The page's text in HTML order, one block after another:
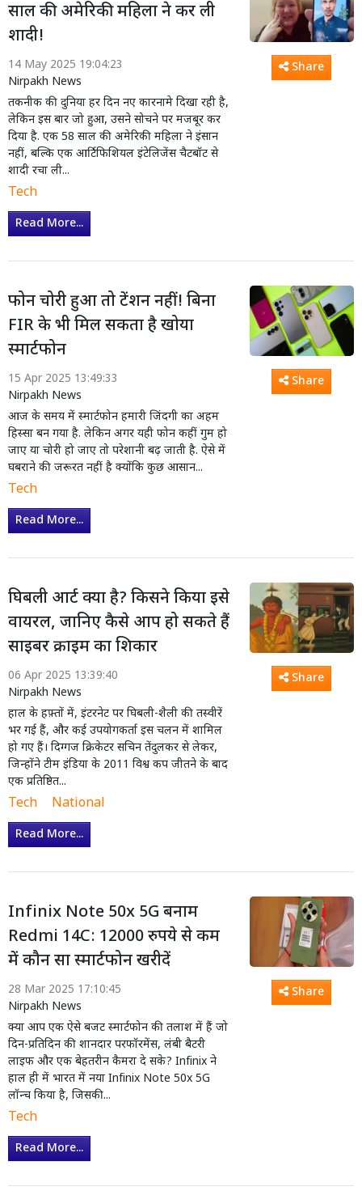
साल की अमेरिकी महिला ने कर ली
शादी!
14 May 2025 19:04:23
Nirpakh News
तकनीक की दुनिया हर दिन नए कारनामे दिखा रही है,
लेकिन इस बार जो हुआ, उसने सोचने पर मजबूर कर
दिया है. एक 58 साल की अमेरिकी महिला ने इंसान
नहीं, बल्कि एक आर्टिफिशियल इंटेलिजेंस चैटबॉट से
शादी रचा ली...
Tech
Read More...
Share
फोन चोरी हुआ तो टेंशन नहीं! बिना
FIR के भी मिल सकता है खोया
स्मार्टफोन
15 Apr 2025 13:49:33
Nirpakh News
आज के समय में स्मार्टफोन हमारी जिंदगी का अहम
हिस्सा बन गया है. लेकिन अगर यही फोन कहीं गुम हो
जाए या चोरी हो जाए तो परेशानी बढ़ जाती है. ऐसे में
घबराने की जरूरत नहीं है क्योंकि कुछ आसान...
Tech
Read More...
Share
घिबली आर्ट क्या है? किसने किया इसे
वायरल, जानिए कैसे आप हो सकते हैं
साइबर क्राइम का शिकार
06 Apr 2025 13:39:40
Nirpakh News
हाल के हफ़्तों में, इंटरनेट पर घिबली-शैली की तस्वीरें
भर गई हैं, और कई उपयोगकर्ता इस चलन में शामिल
हो गए हैं। दिग्गज क्रिकेटर सचिन तेंदुलकर से लेकर,
जिन्होंने टीम इंडिया के 2011 विश्व कप जीतने के बाद
एक प्रतिष्ठित...
Tech National
Read More...
Share
Infinix Note 50x 5G बनाम
Redmi 14C: 12000 रुपये से कम
में कौन सा स्मार्टफोन खरीदें
28 Mar 2025 17:10:45
Nirpakh News
क्या आप एक ऐसे बजट स्मार्टफोन की तलाश में हैं जो
दिन-प्रतिदिन की शानदार परफॉरमेंस, लंबी बैटरी
लाइफ और एक बेहतरीन कैमरा दे सके? Infinix ने
हाल ही में भारत में नया Infinix Note 50x 5G
लॉन्च किया है, जिसकी...
Tech
Read More...
Share